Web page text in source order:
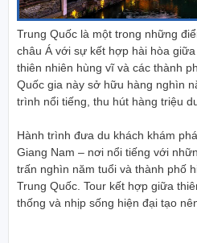
Trung Quốc là một trong những
châu Á với sự kết hợp hài hòa
thiên nhiên hùng vĩ và các thành
Quốc gia này sở hữu hàng nghìn
trình nổi tiếng, thu hút hàng triệu
Hành trình đưa du khách khám
Giang Nam – nơi nổi tiếng với
trấn nghìn năm tuổi và thành phố
Trung Quốc. Tour kết hợp giữa
thống và nhịp sống hiện đại tạo